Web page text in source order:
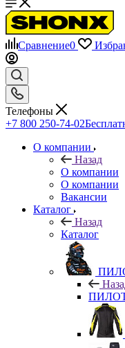
Сравнение0
Телефоны
+7 800 250-74-02
О компании
Назад
О компании
О компании
Вакансии
Каталог
Назад
Каталог